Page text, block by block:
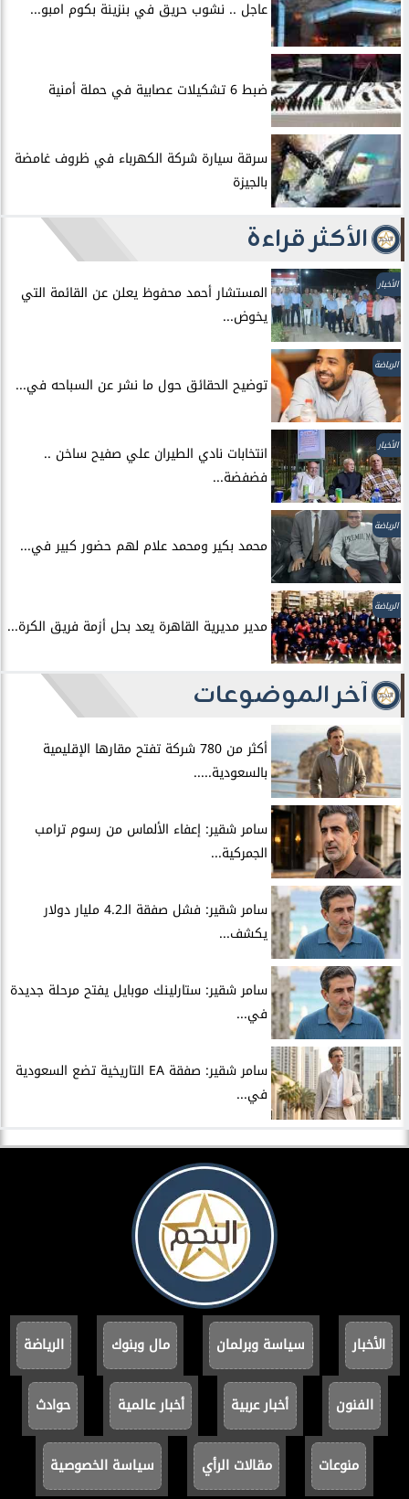
عاجل .. نشوب حريق في بنزينة بكوم امبو...
ضبط 6 تشكيلات عصابية في حملة أمنية
سرقة سيارة شركة الكهرباء في ظروف غامضة
بالجيزة
الأكثر قراءة
الأخبار
المستشار أحمد محفوظ يعلن عن القائمة التي
يخوض...
الرياضة
توضيح الحقائق حول ما نشر عن السباحه في...
الأخبار
انتخابات نادي الطيران علي صفيح ساخن ..
فضفضة...
الرياضة
محمد بكير ومحمد علام لهم حضور كبير في...
الرياضة
مدير مديرية القاهرة يعد بحل أزمة فريق الكرة...
آخر الموضوعات
أكثر من 780 شركة تفتح مقارها الإقليمية
بالسعودية.....
سامر شقير: إعفاء الألماس من رسوم ترامب
الجمركية...
سامر شقير: فشل صفقة الـ4.2 مليار دولار
يكشف...
سامر شقير: ستارلينك موبايل يفتح مرحلة جديدة
في...
سامر شقير: صفقة EA التاريخية تضع السعودية
في...
الأخبار سياسة وبرلمان مال وبنوك الرياضة
الفنون أخبار عربية أخبار عالمية حوادث
منوعات مقالات الرأي سياسة الخصوصية